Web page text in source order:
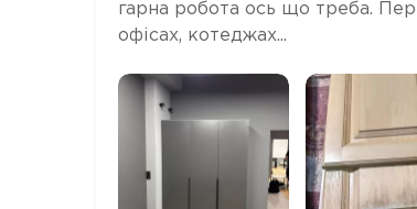
гарна робота ось що треба.
офісах, котеджах...